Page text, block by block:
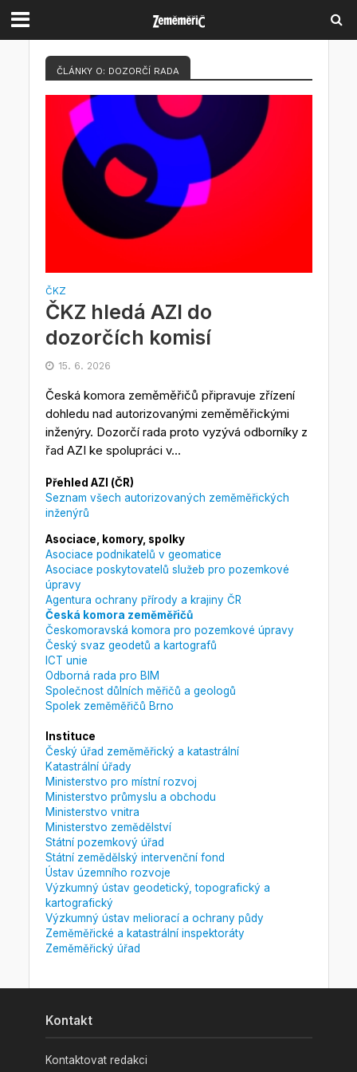
ČLÁNKY O: DOZORČÍ RADA
ČKZ
ČKZ hledá AZI do
dozorčích komisí
15. 6. 2026
Česká komora zeměměřičů připravuje zřízení
dohledu nad autorizovanými zeměměřickými
inženýry. Dozorčí rada proto vyzývá odborníky z
řad AZI ke spolupráci v...
Přehled AZI (ČR)
Seznam všech autorizovaných zeměměřických
inženýrů
Asociace, komory, spolky
Asociace podnikatelů v geomatice
Asociace poskytovatelů služeb pro pozemkové
úpravy
Agentura ochrany přírody a krajiny ČR
Česká komora zeměměřičů
Českomoravská komora pro pozemkové úpravy
Český svaz geodetů a kartografů
ICT unie
Odborná rada pro BIM
Společnost důlních měřičů a geologů
Spolek zeměměřičů Brno
Instituce
Český úřad zeměměřický a katastrální
Katastrální úřady
Ministerstvo pro místní rozvoj
Ministerstvo průmyslu a obchodu
Ministerstvo vnitra
Ministerstvo zemědělství
Státní pozemkový úřad
Státní zemědělský intervenční fond
Ústav územního rozvoje
Výzkumný ústav geodetický, topografický a
kartografický
Výzkumný ústav meliorací a ochrany půdy
Zeměměřické a katastrální inspektoráty
Zeměměřický úřad
Kontakt
Kontaktovat redakci